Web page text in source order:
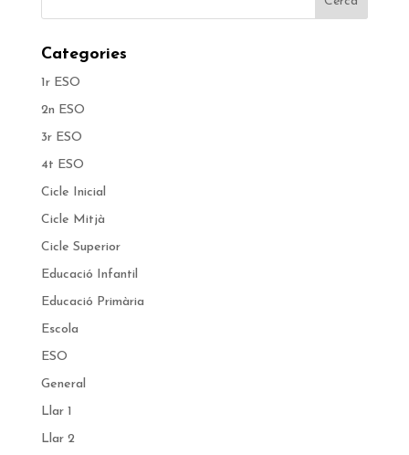
Categories
1r ESO
2n ESO
3r ESO
4t ESO
Cicle Inicial
Cicle Mitjà
Cicle Superior
Educació Infantil
Educació Primària
Escola
ESO
General
Llar 1
Llar 2